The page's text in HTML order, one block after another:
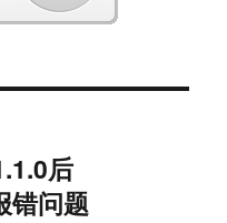
后
错问题